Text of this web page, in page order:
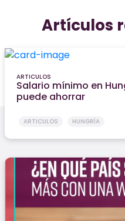
Artículos
ARTICULOS
Salario mínimo en
puede ahorrar
ARTICULOS HUNGRÍA